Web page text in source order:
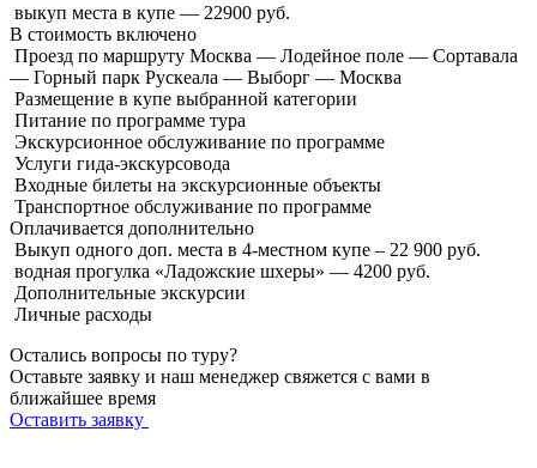
выкуп места в купе — 22900 руб.
В стоимость включено
Проезд по маршруту Москва — Лодейное поле — Сортавала
— Горный парк Рускеала — Выборг — Москва
Размещение в купе выбранной категории
Питание по программе тура
Экскурсионное обслуживание по программе
Услуги гида-экскурсовода
Входные билеты на экскурсионные объекты
Транспортное обслуживание по программе
Оплачивается дополнительно
Выкуп одного доп. места в 4-местном купе – 22 900 руб.
водная прогулка «Ладожские шхеры» — 4200 руб.
Дополнительные экскурсии
Личные расходы
Остались вопросы по туру?
Оставьте заявку и наш менеджер свяжется с вами в
ближайшее время
Оставить заявку